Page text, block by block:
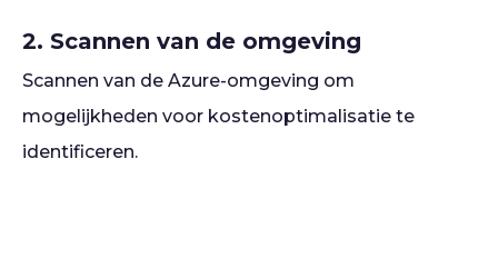
2. Scannen van de omgeving
Scannen van de Azure-omgeving om
mogelijkheden voor kostenoptimalisatie te
identificeren.